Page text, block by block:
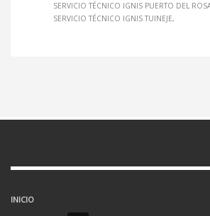
SERVICIO TÉCNICO IGNIS PUERTO DEL
SERVICIO TÉCNICO IGNIS TUINEJE
INICIO